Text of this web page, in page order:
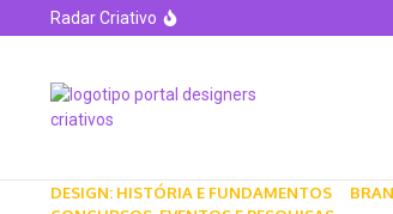
Radar Criativo
Lin Cheung Sampler e
O Legado Visual de Akira no
Adidas lança coleção de
DESIGN: HISTÓRIA E FUNDAMENTOS